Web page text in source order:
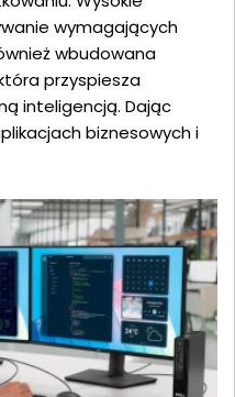
wymagających
wbudowana
przyspiesza
inteligencją. Dając
biznesowych i